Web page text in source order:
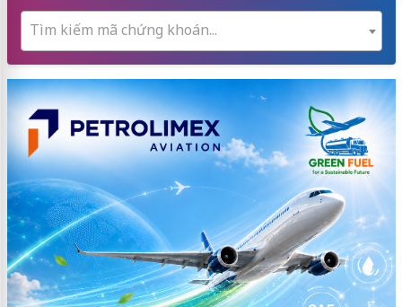
Tìm kiếm mã chứng khoán...